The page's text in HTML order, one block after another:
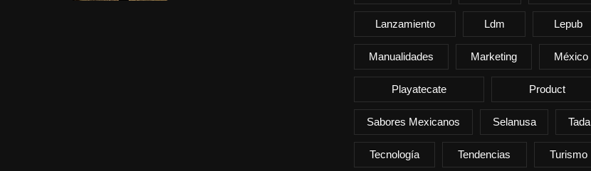
Lanzamiento Ldm Lepub
Manualidades Marketing México
Playatecate Product
Sabores Mexicanos Selanusa Tada
Tecnología Tendencias Turismo